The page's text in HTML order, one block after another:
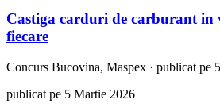
Castiga carduri de carburant in
fiecare
Concurs Bucovina, Maspex · publicat pe
publicat pe 5 Martie 2026